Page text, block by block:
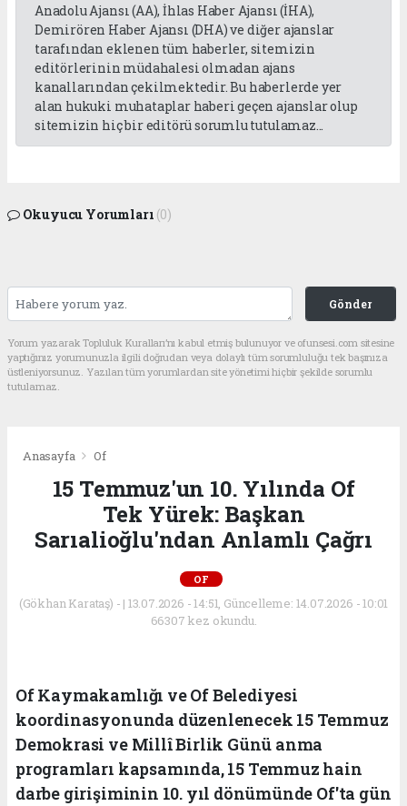
Anadolu Ajansı (AA), İhlas Haber Ajansı (İHA),
Demirören Haber Ajansı (DHA) ve diğer ajanslar
tarafından eklenen tüm haberler, sitemizin
editörlerinin müdahalesi olmadan ajans
kanallarından çekilmektedir. Bu haberlerde yer
alan hukuki muhataplar haberi geçen ajanslar olup
sitemizin hiç bir editörü sorumlu tutulamaz...
Okuyucu Yorumları (0)
Gönder
Yorum yazarak Topluluk Kuralları’nı kabul etmiş bulunuyor ve ofunsesi.com sitesine
yaptığınız yorumunuzla ilgili doğrudan veya dolaylı tüm sorumluluğu tek başınıza
üstleniyorsunuz. Yazılan tüm yorumlardan site yönetimi hiçbir şekilde sorumlu
tutulamaz.
Anasayfa Of
15 Temmuz'un 10. Yılında Of
Tek Yürek: Başkan
Sarıalioğlu'ndan Anlamlı Çağrı
OF
(Gökhan Karataş) - | 13.07.2026 - 14:51, Güncelleme: 14.07.2026 - 10:01
66307 kez okundu.
Of Kaymakamlığı ve Of Belediyesi
koordinasyonunda düzenlenecek 15 Temmuz
Demokrasi ve Millî Birlik Günü anma
programları kapsamında, 15 Temmuz hain
darbe girişiminin 10. yıl dönümünde Of'ta gün